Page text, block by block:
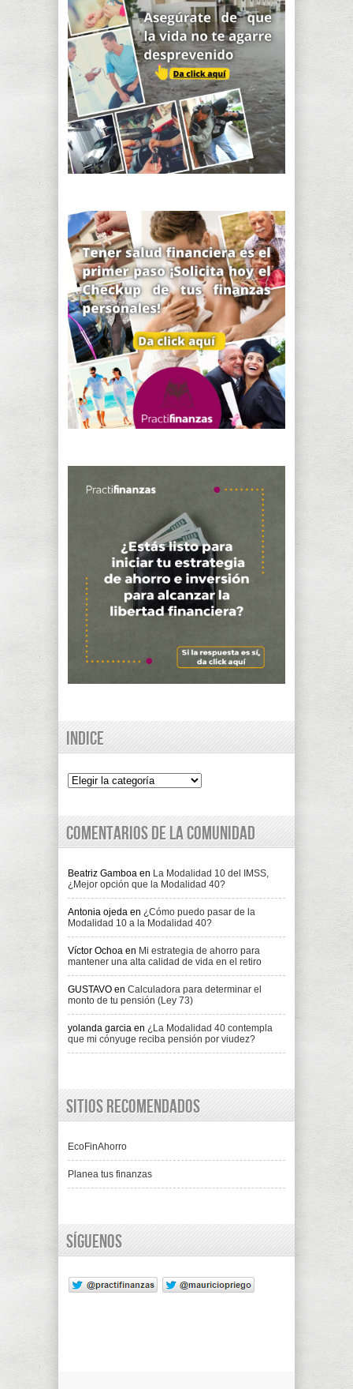
Indice
Indice
Comentarios de la comunidad
Beatriz Gamboa en La Modalidad 10 del IMSS,
¿Mejor opción que la Modalidad 40?
Antonia ojeda en ¿Cómo puedo pasar de la
Modalidad 10 a la Modalidad 40?
Víctor Ochoa en Mi estrategia de ahorro para
mantener una alta calidad de vida en el retiro
GUSTAVO en Calculadora para determinar el
monto de tu pensión (Ley 73)
yolanda garcia en ¿La Modalidad 40 contempla
que mi cónyuge reciba pensión por viudez?
Sitios recomendados
EcoFinAhorro
Planea tus finanzas
Síguenos